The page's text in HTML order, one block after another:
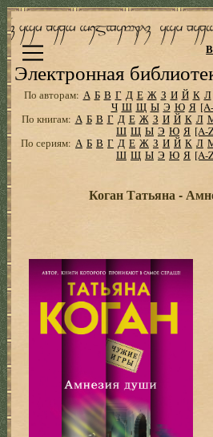
Электронная
По авторам: А Б В Г Д Е Ж З И Й К Л
Ч Ш Щ Ы Э Ю Я
По книгам: А Б В Г Д Е Ж З И Й К Л
Ш Щ Ы Э Ю Я [A-
По сериям: А Б В Г Д Е Ж З И Й К Л
Ш Щ Ы Э Ю Я [A-
Коган Татьяна -